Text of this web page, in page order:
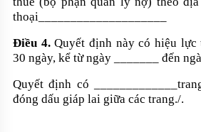
thoại____________________
Điều 4.Quyết định này có hiệu lực
30 ngày, kể từ ngày _______ đến
Quyết định có
đóng dấu giáp lai giữa các trang./.